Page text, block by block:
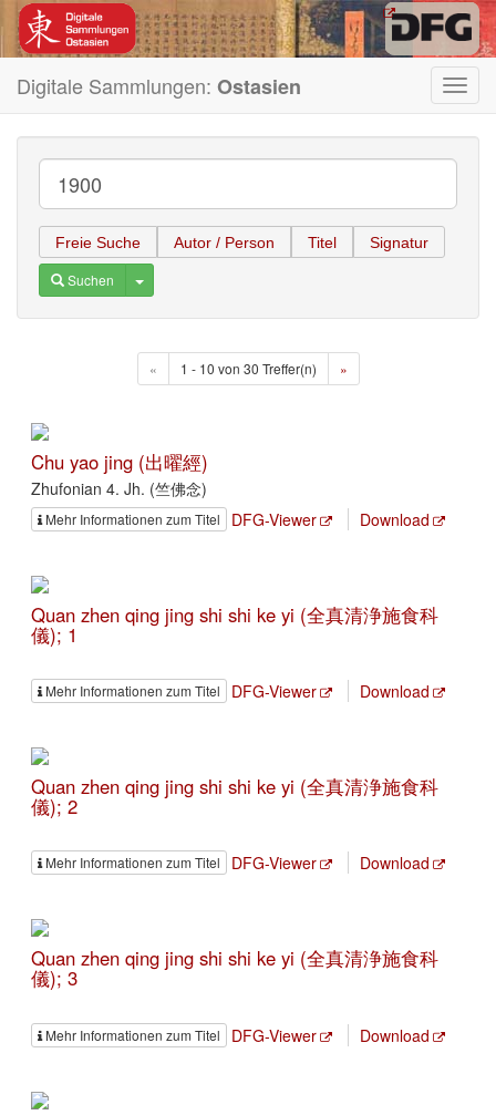
Digitale Sammlungen: Ostasien
Freie Suche Autor / Person Titel Signatur
Suchen Toggle Dropdown
« 1 - 10 von 30 Treffer(n) »
Chu yao jing (出曜經)
Zhufonian 4. Jh. (竺佛念)
Mehr Informationen zum Titel DFG-Viewer Download
Quan zhen qing jing shi shi ke yi (全真清浄施食科
儀); 1
Mehr Informationen zum Titel DFG-Viewer Download
Quan zhen qing jing shi shi ke yi (全真清浄施食科
儀); 2
Mehr Informationen zum Titel DFG-Viewer Download
Quan zhen qing jing shi shi ke yi (全真清浄施食科
儀); 3
Mehr Informationen zum Titel DFG-Viewer Download